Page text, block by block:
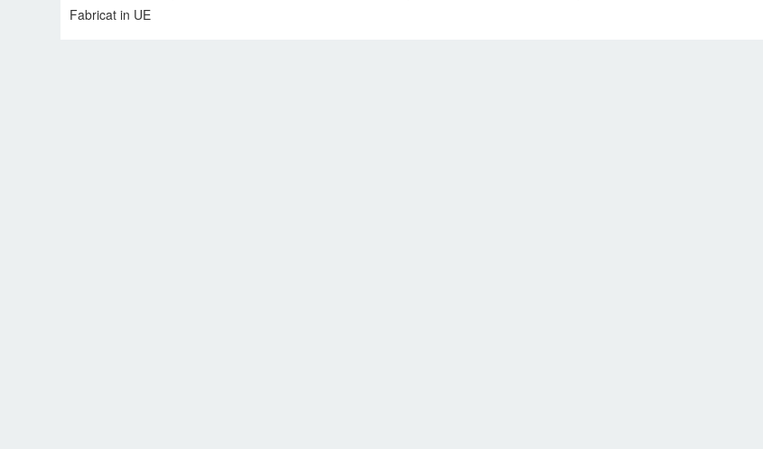
Fabricat in UE